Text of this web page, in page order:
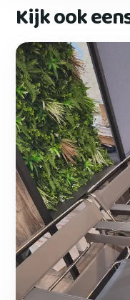
Kijk ook